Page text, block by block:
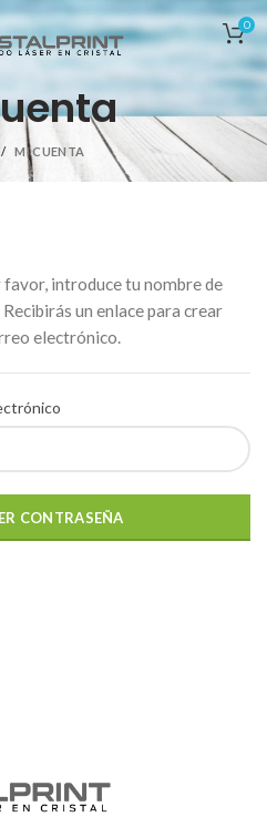
0
MI CUENTA
introduce tu nombre de
un enlace para crear
electrónico.
CONTRASEÑA